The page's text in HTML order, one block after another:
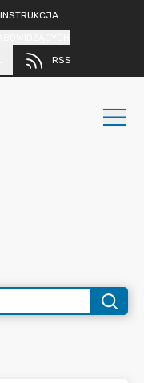
INSTRUKCJA
RSS